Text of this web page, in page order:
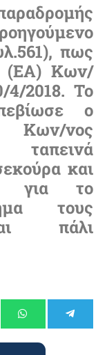
πως
(ΕΑ) Κων/
4/2018. Το
ο
νος
ταπεινά
και
για το
τους
πάλι